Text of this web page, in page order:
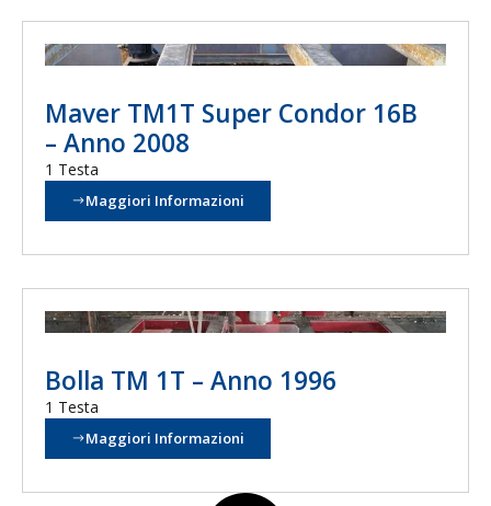
Maver TM1T Super Condor 16B
– Anno 2008
1 Testa
Maggiori Informazioni
Bolla TM 1T – Anno 1996
1 Testa
Maggiori Informazioni